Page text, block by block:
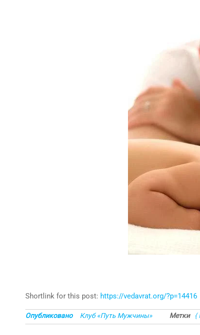
Shortlink for this post: https://vedavrat.org/?p=14416
Опубликовано Клуб «Путь Мужчины» Метки {